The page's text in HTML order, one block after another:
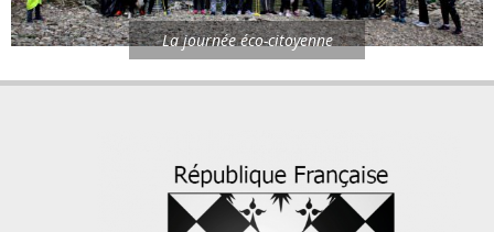
La journée éco-citoyenne